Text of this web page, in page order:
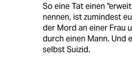
So eine Tat einen
nennen, ist zumindest
der Mord an einer Frau
durch einen Mann. Und
selbst Suizid.